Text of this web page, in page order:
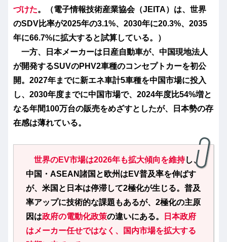
づけた。（電子情報技術産業協会（JEITA）は、世界
のSDV比率が2025年の3.1%、2030年に20.3%、2035
年に66.7%に拡大すると試算している。）
一方、日本メーカーは日産自動車が、中国現地法人
が開発するSUVのPHV2車種のコンセプトカーを初公
開。2027年までに新エネ車計5車種を中国市場に投入
し、2030年度までに中国市場で、2024年度比54%増と
なる年間100万台の販売をめざすとしたが、日本勢の存
在感は薄れている。
世界のEV市場は2026年も拡大傾向を維持し、
中国・ASEAN諸国と欧州はEV普及率を伸ばす
が、米国と日本は停滞して2極化が生じる。普及
率アップに技術的な課題もあるが、2極化の主原
因は政府の電動化政策の違いにある。
日本政府
はメーカー任せではなく、国内市場を拡大する